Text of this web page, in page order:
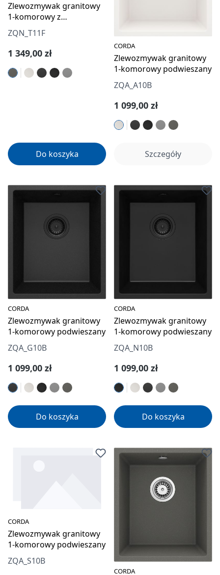
Zlewozmywak granitowy
1-komorowy z
ociekaczem - montowany
na równi z blatem
ZQN_T11F
Cena regularna:
1 349,00 zł
Do koszyka
CORDA
Zlewozmywak granitowy
1-komorowy podwieszany
ZQA_A10B
Cena regularna:
1 099,00 zł
Szczegóły
CORDA
Zlewozmywak granitowy
1-komorowy podwieszany
ZQA_G10B
Cena regularna:
1 099,00 zł
Do koszyka
CORDA
Zlewozmywak granitowy
1-komorowy podwieszany
ZQA_N10B
Cena regularna:
1 099,00 zł
Do koszyka
CORDA
Zlewozmywak granitowy
1-komorowy podwieszany
ZQA_S10B
CORDA